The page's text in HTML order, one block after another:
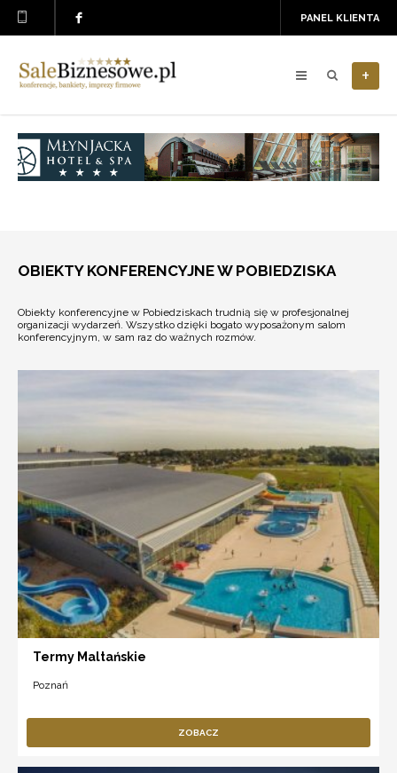
PANEL KLIENTA
+
OBIEKTY KONFERENCYJNE W POBIEDZISKA
Obiekty konferencyjne w Pobiedziskach trudnią się w profesjonalnej
organizacji wydarzeń. Wszystko dzięki bogato wyposażonym salom
konferencyjnym, w sam raz do ważnych rozmów.
Termy Maltańskie
Poznań
ZOBACZ